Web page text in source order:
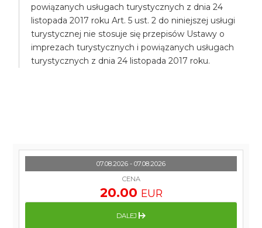
powiązanych usługach turystycznych z dnia 24
listopada 2017 roku Art. 5 ust. 2 do niniejszej usługi
turystycznej nie stosuje się przepisów Ustawy o
imprezach turystycznych i powiązanych usługach
turystycznych z dnia 24 listopada 2017 roku.
07.08.2026 - 07.08.2026
CENA
20.00 EUR
DALEJ